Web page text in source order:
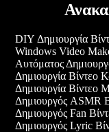
DIY Δημιουργία
Windows Video
Αυτόματος
Δημιουργία Βίντεο
Δημιουργία Βίντεο
Δημιουργός ASMR
Δημιουργός Fan
Δημιουργός Lyric